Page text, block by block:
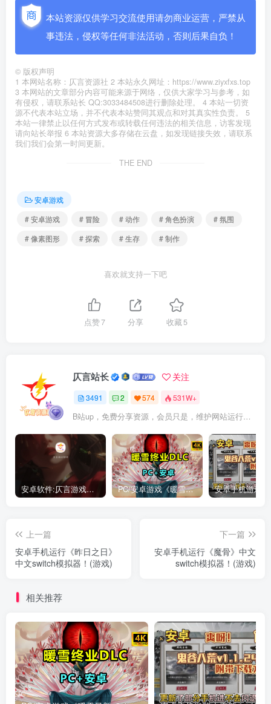
本站资源仅供学习交流使用请勿商业运营，严禁从
事违法，侵权等任何非法活动，否则后果自负！
© 版权声明
1 本网站名称：仄言资源社 2 本站永久网址：https://www.ziyxfxs.top
3 本网站的文章部分内容可能来源于网络，仅供大家学习与参考，如
有侵权，请联系站长 QQ:3033484508进行删除处理。 4 本站一切资
源不代表本站立场，并不代表本站赞同其观点和对其真实性负责。 5
本站一律禁止以任何方式发布或转载任何违法的相关信息，访客发现
请向站长举报 6 本站资源大多存储在云盘，如发现链接失效，请联系
我们我们会第一时间更新。
THE END
安卓游戏
# 安卓游戏
# 冒险 # 动作 # 角色扮演
# 氛围
# 像素图形
# 探索 # 生存 # 制作
喜欢就支持一下吧
点赞7 分享 收藏5
仄言站长 关注
3491 2 574 531W+
B站up，免费分享资源，会员只是，维护网站运行，会员权利为可以支持本地下载，更多内容，敬请期待！
安卓软件:仄言游戏库4.0APP全新上架了！没有下的赶紧下载呀！ PC/安卓游戏《暖雪最新v3.1.0.1》终业DLC整合版！
上一篇
安卓手机运行《昨日之日》
中文switch模拟器！(游戏)
下一篇
安卓手机运行《魔骨》中文
switch模拟器！(游戏)
相关推荐